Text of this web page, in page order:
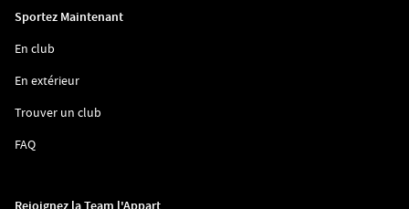
fenêtre)
Sportez Maintenant
En club
une
nouvelle
fenêtre)
En extérieur(ouvre
une
nouvelle
Trouver un club
FAQ(ouvre
fenêtre)